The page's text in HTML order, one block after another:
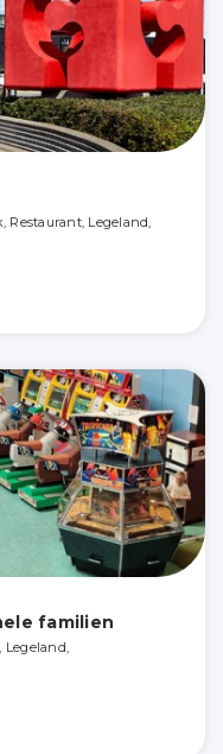
Restaurant, Legeland,
familien
Legeland,